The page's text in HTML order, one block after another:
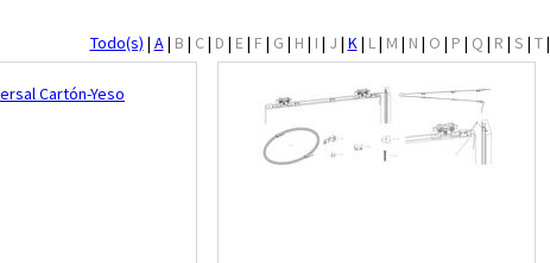
Todo(s) | A| B | C| D | E| F | G | H | I | J | K| L| M | N | O | P | Q | R | S | T|